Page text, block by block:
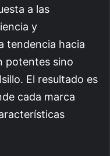
a las
y
tendencia hacia
potentes sino
El resultado es
cada marca